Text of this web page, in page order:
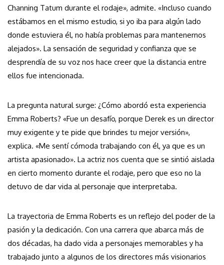
Channing Tatum durante el rodaje», admite. «Incluso cuando
estábamos en el mismo estudio, si yo iba para algún lado
donde estuviera él, no había problemas para mantenernos
alejados». La sensación de seguridad y confianza que se
desprendía de su voz nos hace creer que la distancia entre
ellos fue intencionada.
La pregunta natural surge: ¿Cómo abordó esta experiencia
Emma Roberts? «Fue un desafío, porque Derek es un director
muy exigente y te pide que brindes tu mejor versión»,
explica. «Me sentí cómoda trabajando con él, ya que es un
artista apasionado». La actriz nos cuenta que se sintió aislada
en cierto momento durante el rodaje, pero que eso no la
detuvo de dar vida al personaje que interpretaba.
La trayectoria de Emma Roberts es un reflejo del poder de la
pasión y la dedicación. Con una carrera que abarca más de
dos décadas, ha dado vida a personajes memorables y ha
trabajado junto a algunos de los directores más visionarios